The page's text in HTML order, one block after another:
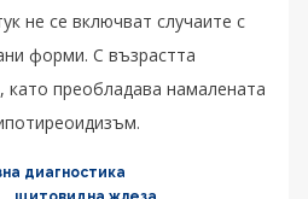
не се включват случаите с
форми. С възрастта
като преобладава намалената
диагностика